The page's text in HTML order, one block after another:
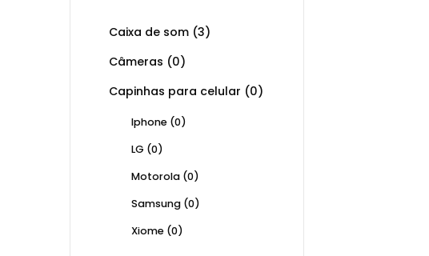
Caixa de som (3)
Câmeras (0)
Capinhas para celular (0)
Iphone (0)
LG (0)
Motorola (0)
Samsung (0)
Xiome (0)